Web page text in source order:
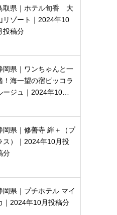
取県｜ホテル旬香 大
リゾート｜2024年10
投稿分
岡県｜ワンちゃんと一
！海一望の宿ピッコラ
ージュ｜2024年10…
岡県｜修善寺 絆＋（プ
ス）｜2024年10月投
分
岡県｜プチホテル マイ
｜2024年10月投稿分